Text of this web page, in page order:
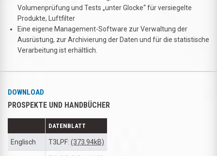
Volumenprüfung und Tests „unter Glocke“ für versiegelte
Produkte, Luftfilter
Eine eigene Management-Software zur Verwaltung der
Ausrüstung, zur Archivierung der Daten und für die statistische
Verarbeitung ist erhältlich.
DOWNLOAD
PROSPEKTE UND HANDBÜCHER
DATENBLATT
Englisch T3LPF: (373.94kB)